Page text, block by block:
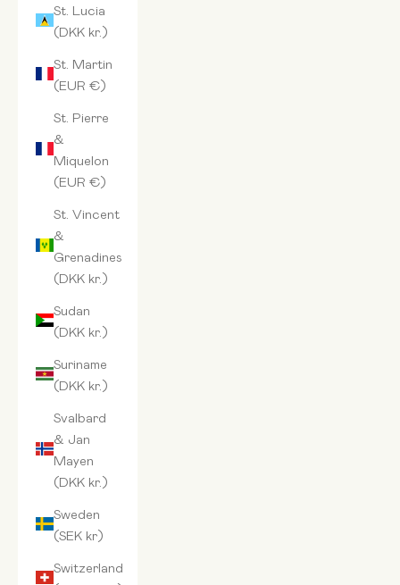
St. Lucia
(DKK kr.)
St. Martin
(EUR €)
St. Pierre
&
Miquelon
(EUR €)
St. Vincent
&
Grenadines
(DKK kr.)
Sudan
(DKK kr.)
Suriname
(DKK kr.)
Svalbard
& Jan
Mayen
(DKK kr.)
Sweden
(SEK kr)
Switzerland